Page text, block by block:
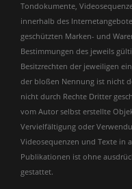
Tondokumente,
innerhalb des
geschützten Marken- und
Bestimmungen des jeweils
Besitzrechten der jeweiligen
der bloßen Nennung ist nicht
nicht durch Rechte Dritter
vom Autor selbst erstellte
Vervielfältigung oder
Videosequenzen und Texte in
Publikationen ist ohne
gestattet.